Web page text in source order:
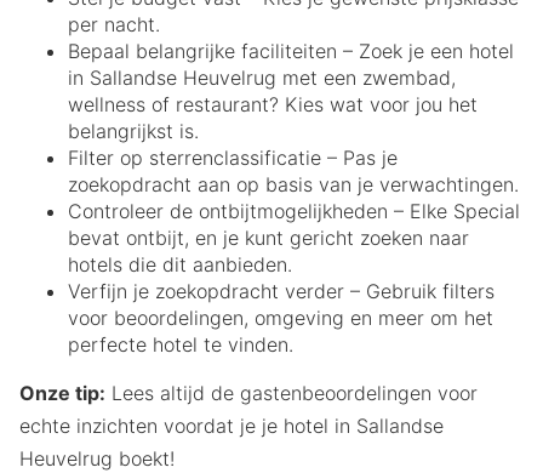
per nacht.
Bepaal belangrijke faciliteiten – Zoek je een hotel
in Sallandse Heuvelrug met een zwembad,
wellness of restaurant? Kies wat voor jou het
belangrijkst is.
Filter op sterrenclassificatie – Pas je
zoekopdracht aan op basis van je verwachtingen.
Controleer de ontbijtmogelijkheden – Elke Special
bevat ontbijt, en je kunt gericht zoeken naar
hotels die dit aanbieden.
Verfijn je zoekopdracht verder – Gebruik filters
voor beoordelingen, omgeving en meer om het
perfecte hotel te vinden.
Onze tip: Lees altijd de gastenbeoordelingen voor
echte inzichten voordat je je hotel in Sallandse
Heuvelrug boekt!